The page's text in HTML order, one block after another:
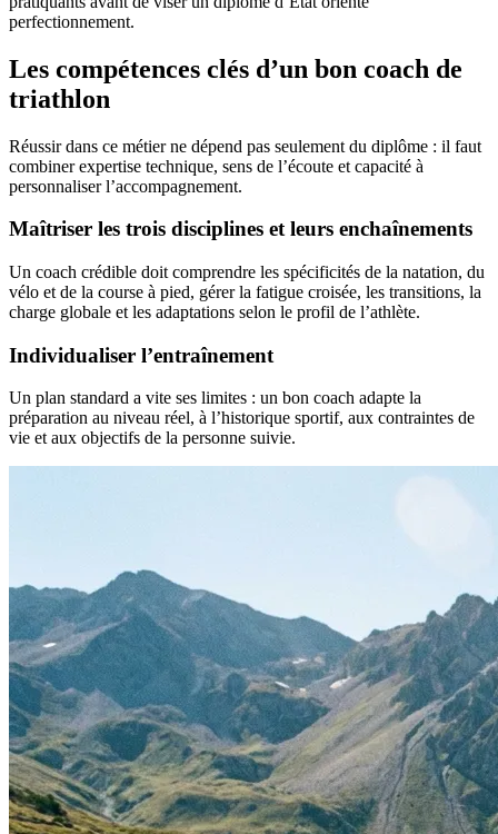
perfectionnement.
Les compétences clés d’un bon coach de
triathlon
Réussir dans ce métier ne dépend pas seulement du diplôme : il faut
combiner expertise technique, sens de l’écoute et capacité à
personnaliser l’accompagnement.
Maîtriser les trois disciplines et leurs enchaînements
Un coach crédible doit comprendre les spécificités de la natation, du
vélo et de la course à pied, gérer la fatigue croisée, les transitions, la
charge globale et les adaptations selon le profil de l’athlète.
Individualiser l’entraînement
Un plan standard a vite ses limites : un bon coach adapte la
préparation au niveau réel, à l’historique sportif, aux contraintes de
vie et aux objectifs de la personne suivie.